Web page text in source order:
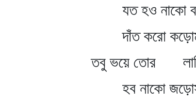
যত হও নাকো
দাঁত করো
তবু ভয়ে তোর
হব নাকো